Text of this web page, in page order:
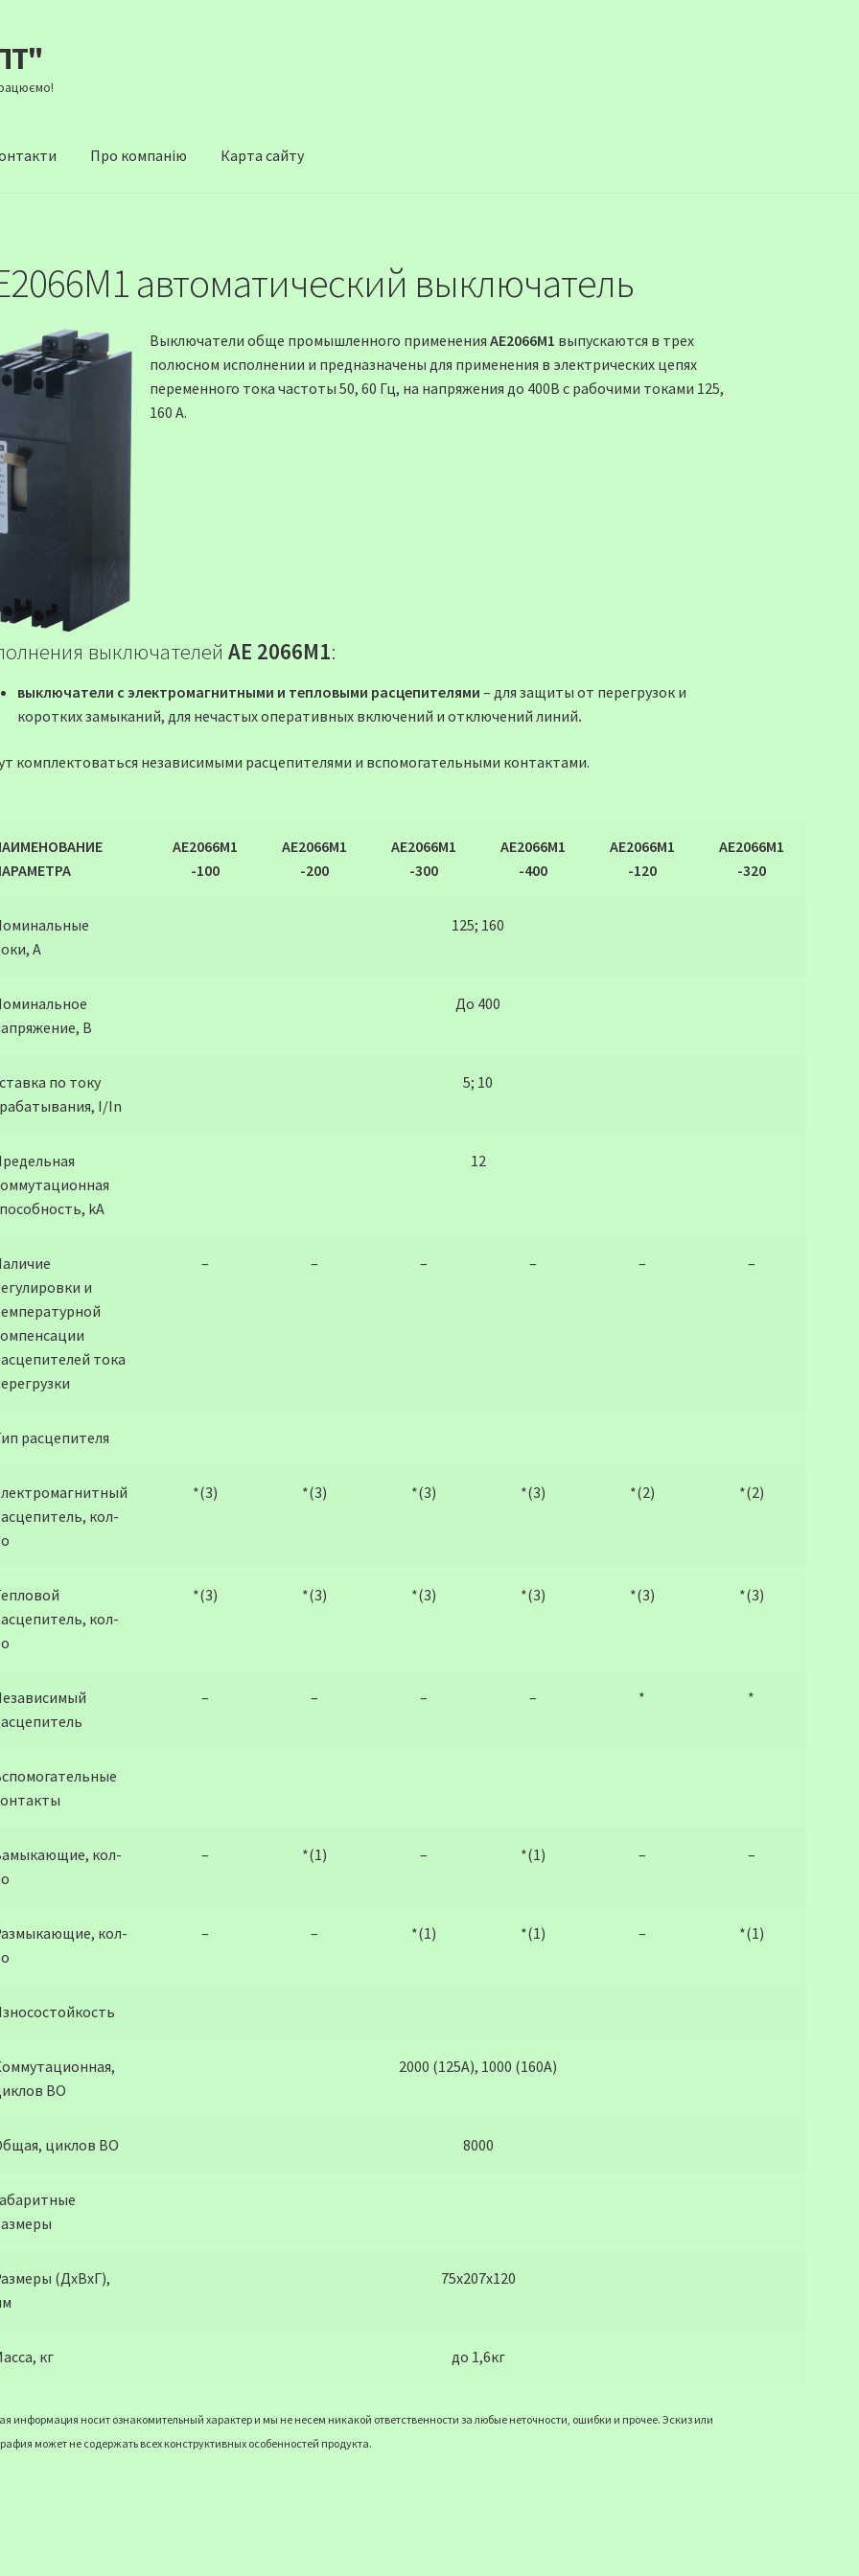
Про компанію Карта сайту
автоматический выключатель
Выключатели обще промышленного применения АЕ2066М1 выпускаются в трех
полюсном исполнении и предназначены для применения в электрических цепях
переменного тока частоты 50, 60 Гц, на напряжения до 400В с рабочими токами 125,
160 А.
выключателей АЕ 2066М1:
выключатели с электромагнитными и тепловыми расцепителями – для защиты от перегрузок и
коротких замыканий, для нечастых оперативных включений и отключений линий.
комплектоваться независимыми расцепителями и вспомогательными контактами.
АЕ2066М1
-100
АЕ2066М1
-200
АЕ2066М1
-300
АЕ2066М1
-400
АЕ2066М1
-120
АЕ2066М1
-320
А
125; 160
В
До 400
по току
I/In
5; 10
kA
12
и
тока
– – – – – –
расцепителя
кол-
*(3) *(3) *(3) *(3) *(2) *(2)
кол-
*(3) *(3) *(3) *(3) *(3) *(3)
– – – – * *
кол-
– *(1) – *(1) – –
кол-
– – *(1) *(1) – *(1)
ВО
2000 (125А), 1000 (160А)
циклов ВО 8000
(ДхВхГ),
75x207x120
кг до 1,6кг
информация носит ознакомительный характер и мы не несем никакой ответственности за любые неточности, ошибки и прочее. Эскиз или
может не содержать всех конструктивных особенностей продукта.